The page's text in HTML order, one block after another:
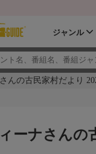
ジャンル
んの古民家村だより
ーナさんの